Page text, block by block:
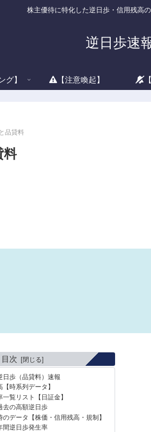
株主優待に特化した逆日歩・信用残高
逆日歩速
グ】 【注意喚起】
品貸料
料
目次
日歩（品貸料）速報
時系列データ】
覧リスト【日証金】
去の高額逆日歩
のデータ【株価・信用残高・規制】
間逆日歩発生率